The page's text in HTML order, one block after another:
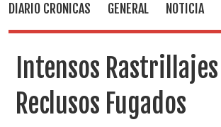
DIARIO CRONICAS GENERAL NOTICIA
Intensos
Reclusos Fugados